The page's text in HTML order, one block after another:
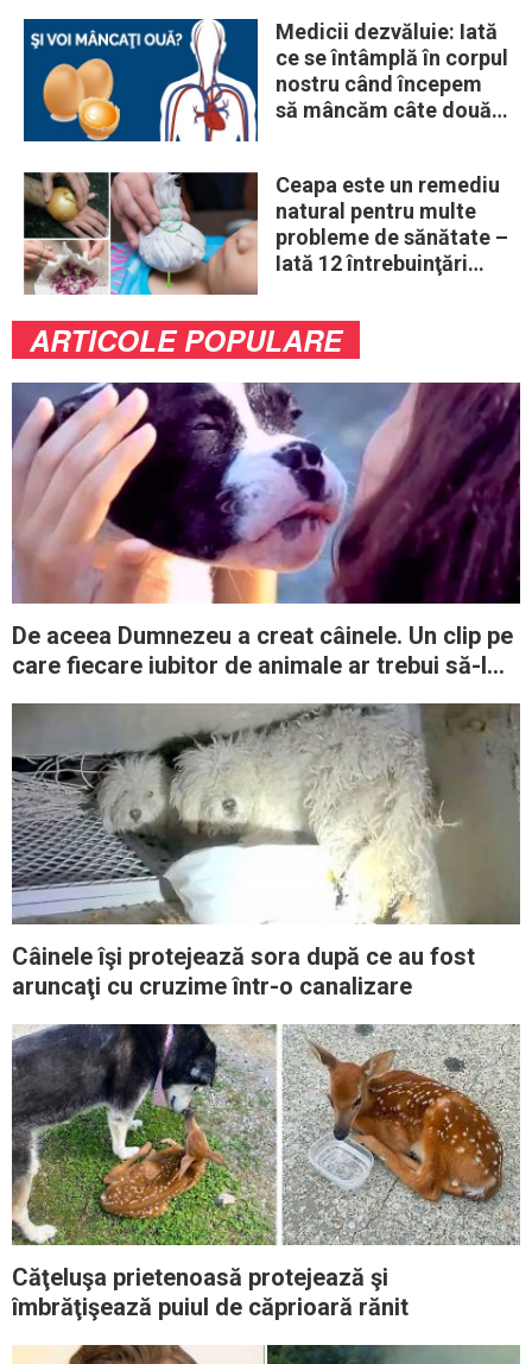
Medicii dezvăluie: Iată
ce se întâmplă în corpul
nostru când începem
să mâncăm câte două
Ceapa este un remediu
natural pentru multe
probleme de sănătate –
Iată 12 întrebuinţări
ARTICOLE POPULARE
De aceea Dumnezeu a creat câinele. Un clip pe
care fiecare iubitor de animale ar trebui să-l
Câinele îşi protejează sora după ce au fost
aruncaţi cu cruzime într-o canalizare
Căţeluşa prietenoasă protejează şi
îmbrăţişează puiul de căprioară rănit